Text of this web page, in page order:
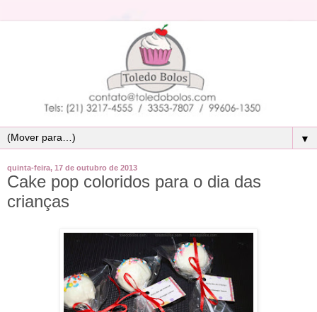
▼
quinta-feira, 17 de outubro de 2013
Cake pop coloridos para o dia das
crianças